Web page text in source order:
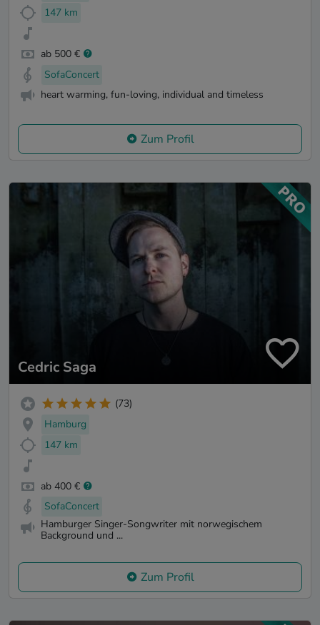
147 km
ab 500 €
SofaConcert
heart warming, fun-loving, individual and timeless
Zum Profil
Cedric Saga
(73)
Hamburg
147 km
ab 400 €
SofaConcert
Hamburger Singer-Songwriter mit norwegischem
Background und ...
Zum Profil